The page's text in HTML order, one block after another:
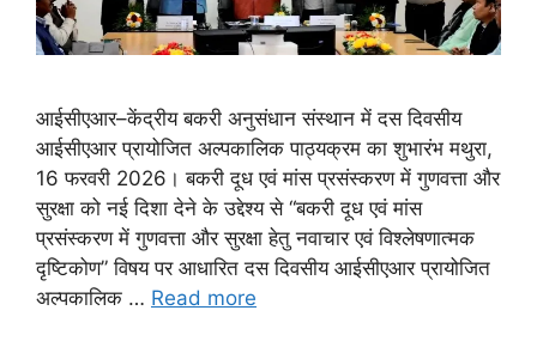
आईसीएआर–केंद्रीय बकरी अनुसंधान संस्थान में दस दिवसीय
आईसीएआर प्रायोजित अल्पकालिक पाठ्यक्रम का शुभारंभ मथुरा,
16 फरवरी 2026। बकरी दूध एवं मांस प्रसंस्करण में गुणवत्ता और
सुरक्षा को नई दिशा देने के उद्देश्य से “बकरी दूध एवं मांस
प्रसंस्करण में गुणवत्ता और सुरक्षा हेतु नवाचार एवं विश्लेषणात्मक
दृष्टिकोण” विषय पर आधारित दस दिवसीय आईसीएआर प्रायोजित
अल्पकालिक … Read more